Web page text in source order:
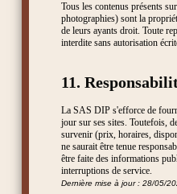
Tous les contenus présents
photographies) sont la
de leurs ayants droit. Toute
interdite sans autorisation
11.
La SAS DIP s'efforce de
jour sur ses sites. Toutefois,
survenir (prix, horaires,
ne saurait être tenue
être faite des informations
interruptions de service.
Dernière mise à jour : 28/05/